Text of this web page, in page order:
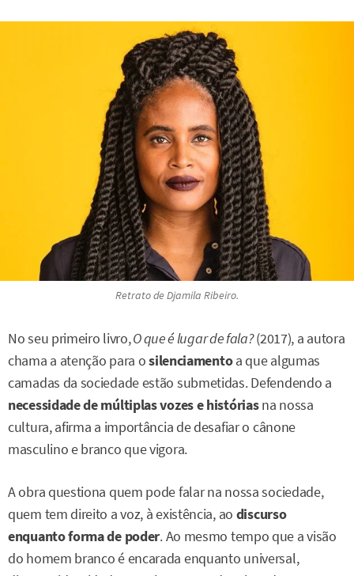
Retrato de Djamila Ribeiro.
No seu primeiro livro,O que é lugar de fala?(2017), a autora
chama a atenção para osilenciamentoa que algumas
camadas da sociedade estão submetidas. Defendendo a
necessidade de múltiplas vozes e históriasna nossa
cultura, afirma a importância de desafiar o cânone
masculino e branco que vigora.
A obra questiona quem pode falar na nossa sociedade,
quem tem direito a voz, à existência, ao discurso
enquanto forma de poder. Ao mesmo tempo que a visão
do homem branco é encarada enquanto universal,